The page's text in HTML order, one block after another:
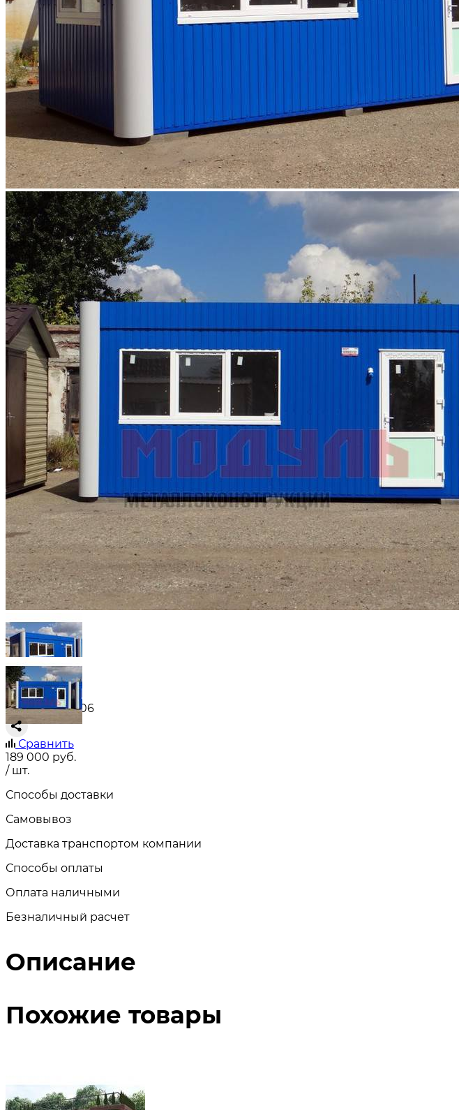
Артикул: A3206
Сравнить
189 000 руб.
/ шт.
Способы доставки
Самовывоз
Доставка транспортом компании
Способы оплаты
Оплата наличными
Безналичный расчет
Описание
Похожие товары